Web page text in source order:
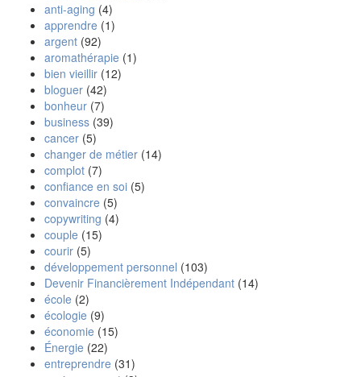
anti-aging (4)
apprendre (1)
argent (92)
aromathérapie (1)
bien vieillir (12)
bloguer (42)
bonheur (7)
business (39)
cancer (5)
changer de métier (14)
complot (7)
confiance en soi (5)
convaincre (5)
copywriting (4)
couple (15)
courir (5)
développement personnel (103)
Devenir Financièrement Indépendant (14)
école (2)
écologie (9)
économie (15)
Énergie (22)
entreprendre (31)